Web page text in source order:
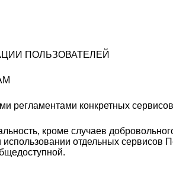
ПОЛЬЗОВАТЕЛЕЙ
регламентами конкретных
кроме случаев
отдельных сервисов